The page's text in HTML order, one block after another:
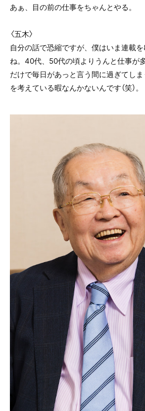
あぁ、目の前の仕事をちゃんとやる。
〈五木〉
自分の話で恐縮ですが、僕はいま連載
ね。40代、50代の頃よりうんと仕事が
だけで毎日があっと言う間に過ぎてし
を考えている暇なんかないんです（笑）。